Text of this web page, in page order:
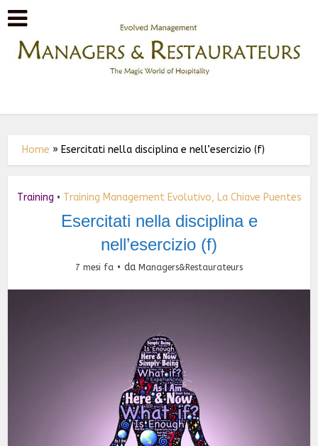
Home » Esercitati nella disciplina e nell’esercizio (f)
Training • Training Management Evolutivo, La Chiave Puentes
Esercitati nella disciplina e
nell’esercizio (f)
7 mesi fa da Managers&Restaurateurs